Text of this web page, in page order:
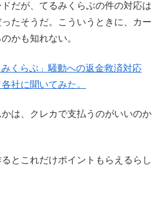
だが、てるみくらぶの件の対応は
たそうだ。こういうときに、カー
かも知れない。
くらぶ」騒動への返金救済対応
社に聞いてみた。
は、クレカで支払うのがいいのか
とこれだけポイントもらえるらし